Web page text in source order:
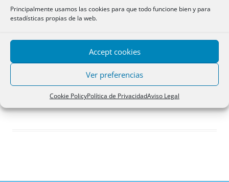
Principalmente usamos las cookies para que todo funcione bien y para
estadísticas propias de la web.
Accept cookies
Ver preferencias
Cookie PolicyPolítica de PrivacidadAviso Legal
Acceder
Registro
¿Has olvidado tu contraseña?